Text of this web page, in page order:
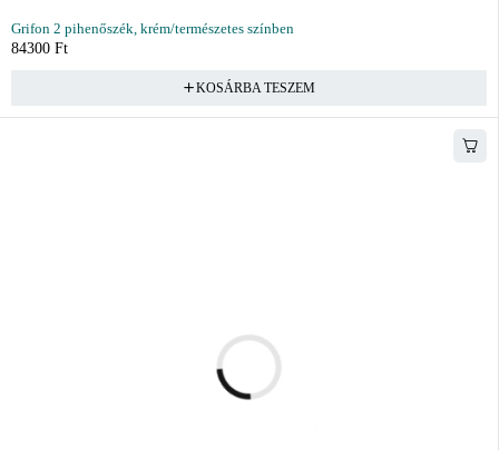
Grifon 2 pihenőszék, krém/természetes színben
84300 Ft
KOSÁRBA TESZEM